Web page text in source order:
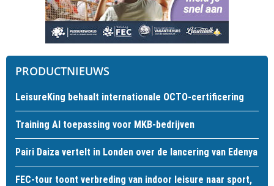
PRODUCTNIEUWS
LeisureKing behaalt internationale OCTO-certificering
Training AI toepassing voor MKB-bedrijven
Pairi Daiza vertelt in Londen over de lancering van Edenya
FEC-tour toont verbreding van indoor leisure naar sport,